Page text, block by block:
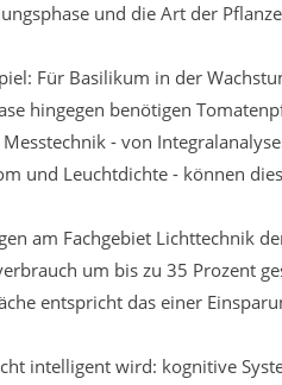
und die Art der
Für Basilikum in der
hingegen benötigen
Messtechnik - von
und Leuchtdichte - können
am Fachgebiet Lichttechnik
um bis zu 35 Prozent
entspricht das einer
intelligent wird: kognitive